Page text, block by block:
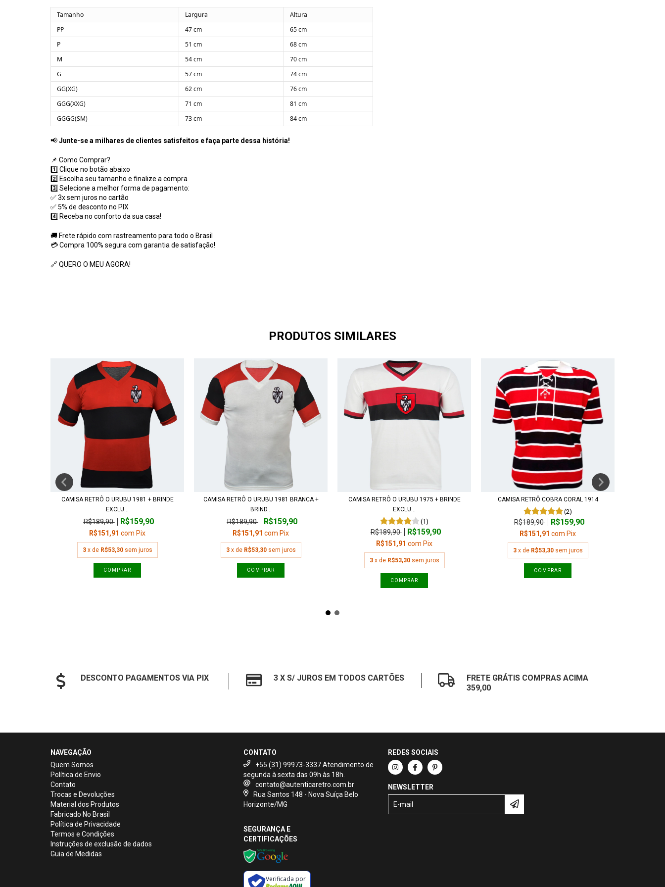
Tamanho Largura
Altura
PP
47 cm
65 cm
P
51 cm
68 cm
M
54 cm
70 cm
G
57 cm
74 cm
GG(XG)
62 cm
76 cm
GGG(XXG)
71 cm
81 cm
GGGG(SM)
73 cm 84 cm
📢Junte-se a milhares de clientes satisfeitos e faça parte dessa história!
📌 Como Comprar?
1️⃣ Clique no botão abaixo
2️⃣ Escolha seu tamanho e finalize a compra
3️⃣ Selecione a melhor forma de pagamento:
✅ 3x sem juros no cartão
✅ 5% de desconto no PIX
4️⃣ Receba no conforto da sua casa!
🚚 Frete rápido com rastreamento para todo o Brasil
💳 Compra 100% segura com garantia de satisfação!
🔗 QUERO O MEU AGORA!
PRODUTOS SIMILARES
CAMISA RETRÔ O URUBU 1981 + BRINDE
EXCLU...
R$189,90 R$159,90
R$151,91 com Pix
3 x de R$53,30 sem juros
COMPRAR
CAMISA RETRÔ O URUBU 1981 BRANCA +
BRIND...
R$189,90 R$159,90
R$151,91 com Pix
3 x de R$53,30 sem juros
COMPRAR
CAMISA RETRÔ O URUBU 1975 + BRINDE
EXCLU...
(1)
R$189,90 R$159,90
R$151,91 com Pix
3 x de R$53,30 sem juros
COMPRAR
CAMISA RETRÔ COBRA CORAL 1914
(2)
R$189,90 R$159,90
R$151,91 com Pix
3 x de R$53,30 sem juros
COMPRAR
DESCONTO PAGAMENTOS VIA PIX 3 X S/ JUROS EM TODOS CARTÕES
FRETE GRÁTIS COMPRAS ACIMA
359,00
NAVEGAÇÃO
Quem Somos
Política de Envio
Contato
Trocas e Devoluções
Material dos Produtos
Fabricado No Brasil
Política de Privacidade
Termos e Condições
Instruções de exclusão de dados
Guia de Medidas
CONTATO
+55 (31) 99973-3337
contato@autenticaretro.com.br
Rua Santos 148 - Nova Suíça Belo
Horizonte/MG
REDES SOCIAIS
NEWSLETTER
SEGURANÇA E
CERTIFICAÇÕES
Verificada por